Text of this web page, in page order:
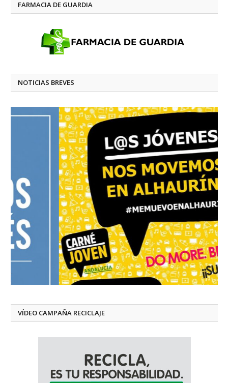
FARMACIA DE GUARDIA
NOTICIAS BREVES
VÍDEO CAMPAÑA RECICLAJE